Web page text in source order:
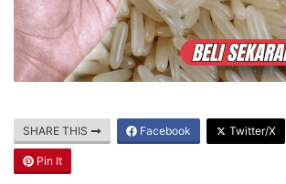
SHARE THIS Facebook Twitter/X
Pin It